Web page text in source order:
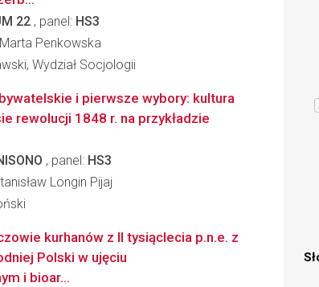
22 , panel: HS3
Penkowska
Wydział Socjologii
i pierwsze wybory: kultura
rewolucji 1848 r. na przykładzie
, panel: HS3
Longin Pijaj
kurhanów z II tysiąclecia p.n.e. z
Polski w ujęciu
i bioar...